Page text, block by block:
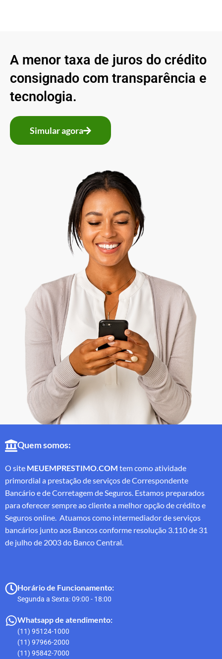
A menor taxa de juros do crédito
consignado com transparência e
tecnologia.
Simular agora
Quem somos:
O site MEUEMPRESTIMO.COM tem como atividade
primordial a prestação de serviços de Correspondente
Bancário e de Corretagem de Seguros. Estamos preparados
para oferecer sempre ao cliente a melhor opção de crédito e
Seguros online. Atuamos como intermediador de serviços
bancários junto aos Bancos conforme resolução 3.110 de 31
de julho de 2003 do Banco Central.
Horário de Funcionamento:
Segunda a Sexta: 09:00 - 18:00
Whatsapp de atendimento:
(11) 95124-1000
(11) 97966-2000
(11) 95842-7000